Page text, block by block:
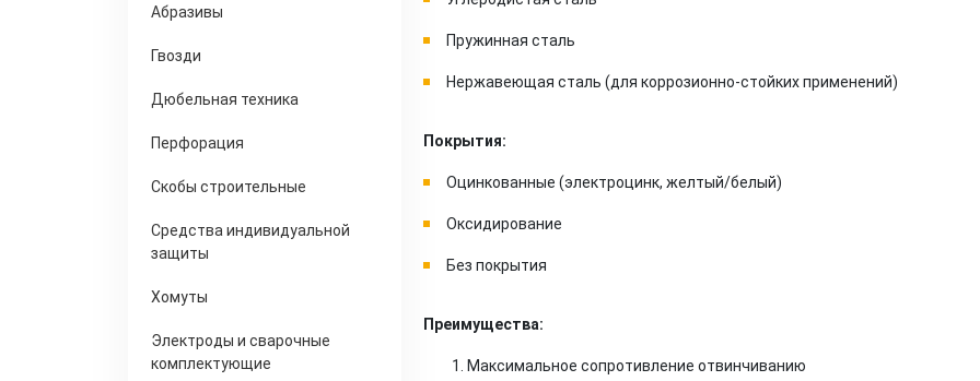
Абразивы
Гвозди
Дюбельная техника
Перфорация
Скобы строительные
Средства индивидуальной
защиты
Хомуты
Электроды и сварочные
комплектующие
Пружинная сталь
Нержавеющая сталь (для коррозионно-стойких применений)
Покрытия:
Оцинкованные (электроцинк, желтый/белый)
Оксидирование
Без покрытия
Преимущества:
Максимальное сопротивление отвинчиванию